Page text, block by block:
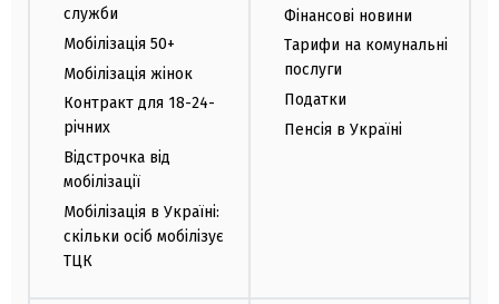
служби
Мобілізація 50+
Мобілізація жінок
Контракт для 18-24-
річних
Відстрочка від
мобілізації
Мобілізація в Україні:
скільки осіб мобілізує
ТЦК
Фінансові новини
Тарифи на комунальні
послуги
Податки
Пенсія в Україні